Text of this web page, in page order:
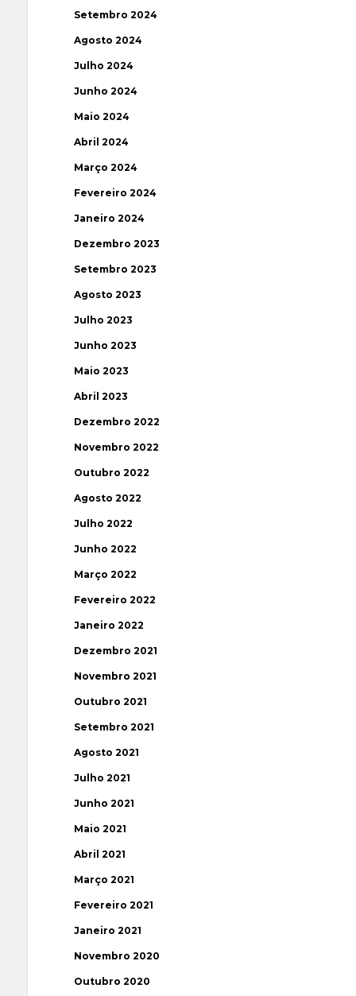
Setembro 2024
Agosto 2024
Julho 2024
Junho 2024
Maio 2024
Abril 2024
Março 2024
Fevereiro 2024
Janeiro 2024
Dezembro 2023
Setembro 2023
Agosto 2023
Julho 2023
Junho 2023
Maio 2023
Abril 2023
Dezembro 2022
Novembro 2022
Outubro 2022
Agosto 2022
Julho 2022
Junho 2022
Março 2022
Fevereiro 2022
Janeiro 2022
Dezembro 2021
Novembro 2021
Outubro 2021
Setembro 2021
Agosto 2021
Julho 2021
Junho 2021
Maio 2021
Abril 2021
Março 2021
Fevereiro 2021
Janeiro 2021
Novembro 2020
Outubro 2020